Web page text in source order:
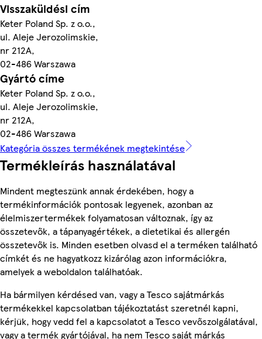
Visszaküldési cím
Keter Poland Sp. z o.o.,
ul. Aleje Jerozolimskie,
nr 212A,
02-486 Warszawa
Gyártó címe
Keter Poland Sp. z o.o.,
ul. Aleje Jerozolimskie,
nr 212A,
02-486 Warszawa
Kategória összes termékének megtekintése
Termékleírás használatával
Mindent megteszünk annak érdekében, hogy a
termékinformációk pontosak legyenek, azonban az
élelmiszertermékek folyamatosan változnak, így az
összetevők, a tápanyagértékek, a dietetikai és allergén
összetevők is. Minden esetben olvasd el a terméken található
címkét és ne hagyatkozz kizárólag azon információkra,
amelyek a weboldalon találhatóak.
Ha bármilyen kérdésed van, vagy a Tesco sajátmárkás
termékekkel kapcsolatban tájékoztatást szeretnél kapni,
kérjük, hogy vedd fel a kapcsolatot a Tesco vevőszolgálatával,
vagy a termék gyártójával, ha nem Tesco saját márkás